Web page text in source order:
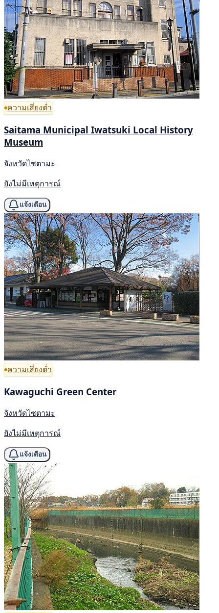
ความเสี่ยงต่ำ
Saitama Municipal Iwatsuki Local History
Museum
จังหวัดไซตามะ
ยังไม่มีเหตุการณ์
แจ้งเตือน
ความเสี่ยงต่ำ
Kawaguchi Green Center
จังหวัดไซตามะ
ยังไม่มีเหตุการณ์
แจ้งเตือน